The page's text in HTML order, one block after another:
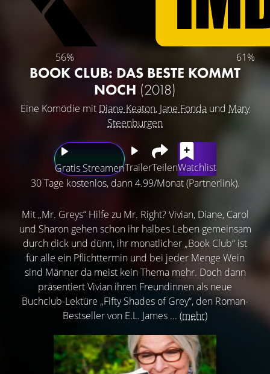
56% 61%
BOOK CLUB: DAS BESTE KOMMT
NOCH (2018)
Eine Komödie mit Diane Keaton, Jane Fonda und Mary
Steenburgen
Gratis StreamenTrailerTeilenWatchlist
30 Tage kostenlos, dann 4.99/Monat (Partnerlink).
Mit „Mr. Greys“ Hilfe zu Mr. Right? Vivian, Diane, Carol
und Sharon gehen schon ihr halbes Leben gemeinsam
durch dick und dünn, ihr monatlicher „Book Club“ ist
für alle ein Pflichttermin und bei jeder Menge Wein
sind Männer da meist kein Thema mehr. Doch dann
präsentiert Vivian ihren Freundinnen als neue
Buchclub-Lektüre „Fifty Shades of Grey“, den Roman-
Bestseller von E.L. James ... (mehr)